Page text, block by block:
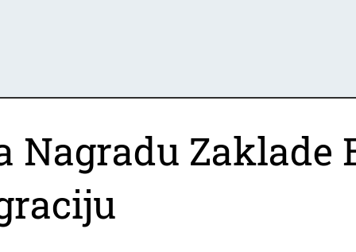
Nagradu Zaklade